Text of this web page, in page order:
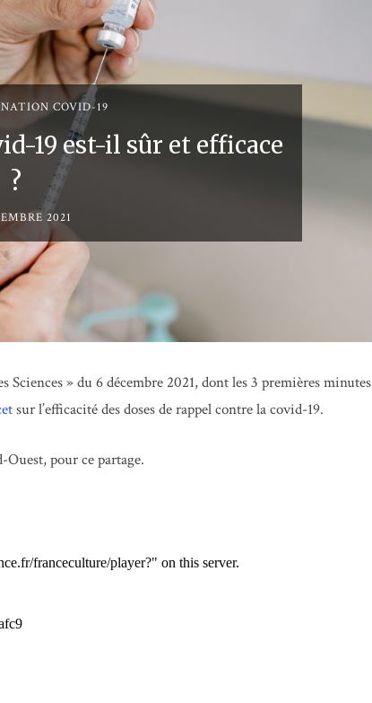
COVID-19
19 est-il sûr et efficace
?
2021
Sciences » du 6 décembre 2021, dont les 3 premières minutes
sur l’efficacité des doses de rappel contre la covid-19.
pour ce partage.